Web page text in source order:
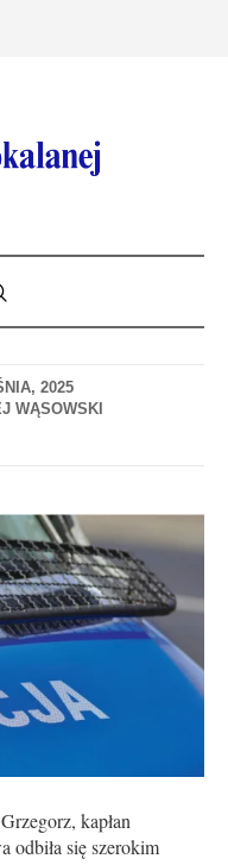
2025
kapłan
odbiła się szerokim